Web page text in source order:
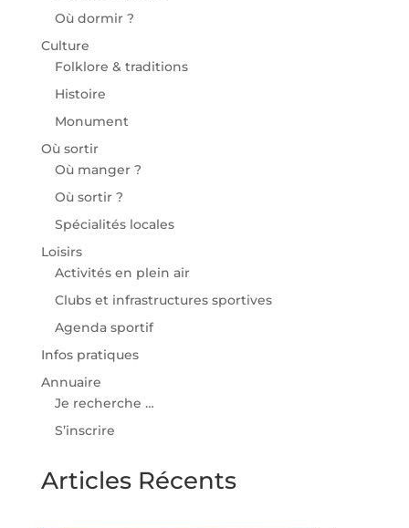
Où dormir ?
Culture
Folklore & traditions
Histoire
Monument
Où sortir
Où manger ?
Où sortir ?
Spécialités locales
Loisirs
Activités en plein air
Clubs et infrastructures sportives
Agenda sportif
Infos pratiques
Annuaire
Je recherche …
S’inscrire
Articles Récents